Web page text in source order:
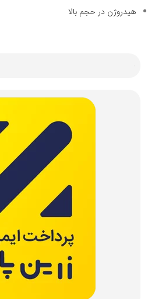
هیدروژن در حجم بالا